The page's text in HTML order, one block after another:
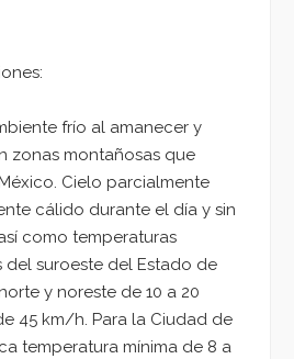
frío al amanecer y
zonas montañosas que
Cielo parcialmente
cálido durante el día y sin
como temperaturas
del suroeste del Estado de
y noreste de 10 a 20
45 km/h. Para la Ciudad de
temperatura mínima de 8 a